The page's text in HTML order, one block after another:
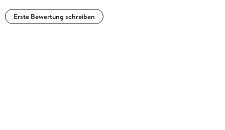
Erste Bewertung schreiben